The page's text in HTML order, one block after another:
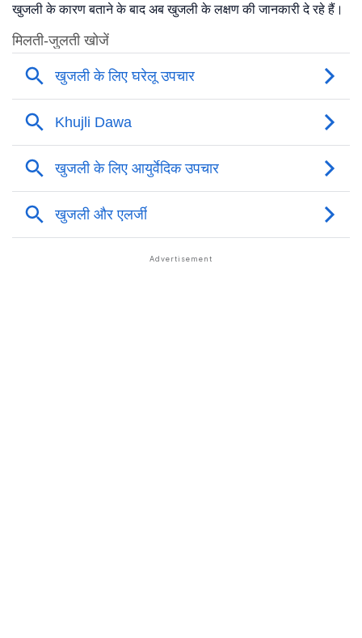
खुजली के कारण बताने के बाद अब खुजली के लक्षण की जानकारी दे रहे हैं।